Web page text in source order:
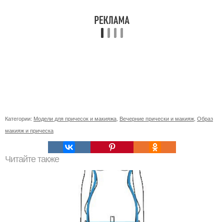
Категории: Модели для причесок и макияжа Вечерние прически и макияж Образ
макияж и прическа
Читайте также